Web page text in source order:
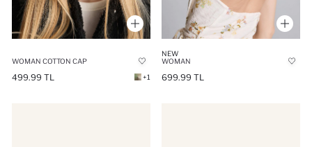
WOMAN COTTON CAP
499.99 TL +1
NEW
WOMAN
699.99 TL